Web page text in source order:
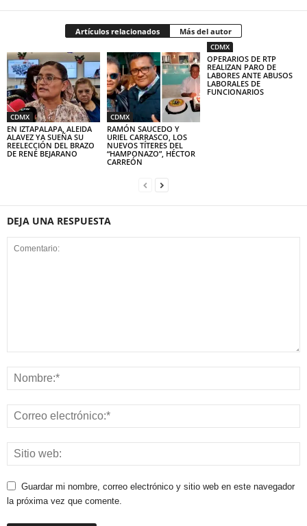
Artículos relacionados Más del autor
CDMX
EN IZTAPALAPA, ALEIDA
ALAVEZ YA SUEÑA SU
REELECCIÓN DEL BRAZO
DE RENÉ BEJARANO
CDMX
RAMÓN SAUCEDO Y
URIEL CARRASCO, LOS
NUEVOS TÍTERES DEL
“HAMPONAZO”, HÉCTOR
CARREÓN
CDMX
OPERARIOS DE RTP
REALIZAN PARO DE
LABORES ANTE ABUSOS
LABORALES DE
FUNCIONARIOS
DEJA UNA RESPUESTA
Guardar mi nombre, correo electrónico y sitio web en este navegador
la próxima vez que comente.